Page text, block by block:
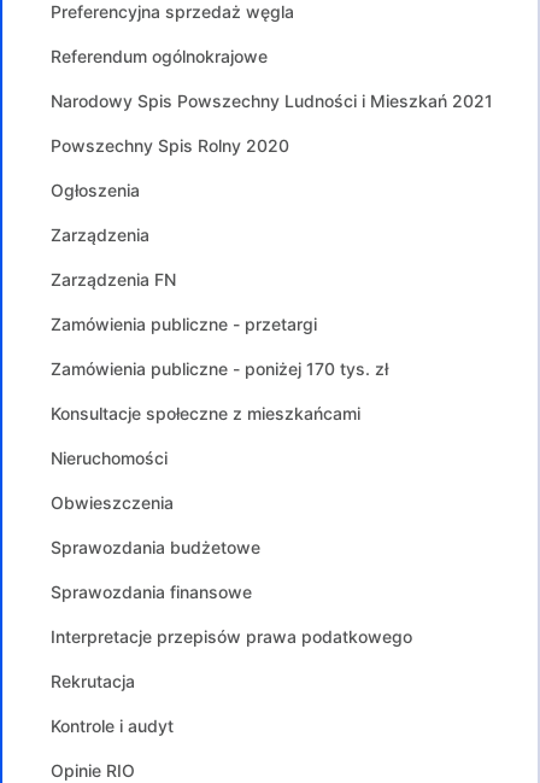
Preferencyjna sprzedaż węgla
Referendum ogólnokrajowe
Narodowy Spis Powszechny Ludności i Mieszkań 2021
Powszechny Spis Rolny 2020
Ogłoszenia
Zarządzenia
Zarządzenia FN
Zamówienia publiczne - przetargi
Zamówienia publiczne - poniżej 170 tys. zł
Konsultacje społeczne z mieszkańcami
Nieruchomości
Obwieszczenia
Sprawozdania budżetowe
Sprawozdania finansowe
Interpretacje przepisów prawa podatkowego
Rekrutacja
Kontrole i audyt
Opinie RIO